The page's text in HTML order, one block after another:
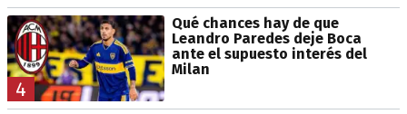
4
Qué chances hay de que
Leandro Paredes deje Boca
ante el supuesto interés del
Milan